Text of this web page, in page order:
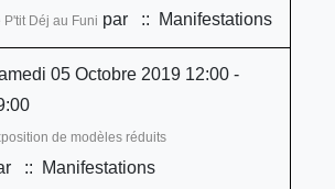
P'tit Déj au Funi par :: Manifestations
05 Octobre 2019 12:00 -
de modèles réduits
:: Manifestations